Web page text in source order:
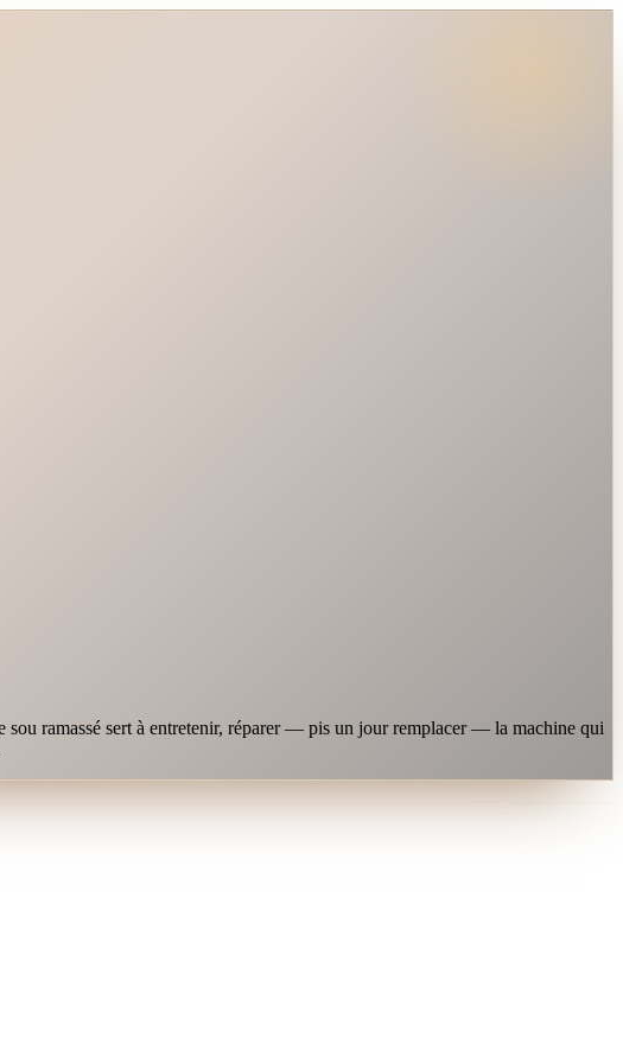
ramassé sert à entretenir, réparer — pis un jour remplacer — la machine qui